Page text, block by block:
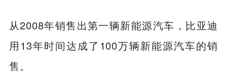
从2008年销售出第一辆新能源汽车，比亚迪
用13年时间达成了100万辆新能源汽车的销
售。